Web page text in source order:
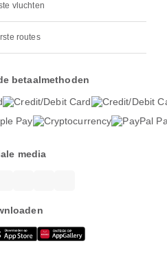
vluchten
routes
betaalmethoden
media